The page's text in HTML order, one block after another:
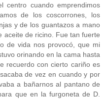
centro cuando emprendimos
de los coscorrones, los
y de los guantazos a mano
aceite de ricino. Fue tan fuerte
de vida nos provocó, que mi
orinando en la cama hasta
recuerdo con cierto cariño es
de vez en cuando y por
a bañarnos al pantano de
que en la furgoneta de D.